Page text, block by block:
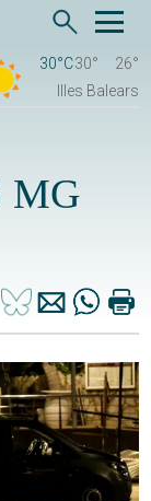
30°C30°
26°
Illes Balears
MG